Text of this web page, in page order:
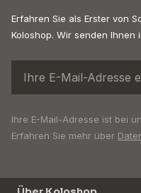
Erfahren Sie als Erster von
Koloshop. Wir senden Ihnen
Ihre E-Mail-Adresse ist bei
Erfahren Sie mehr über